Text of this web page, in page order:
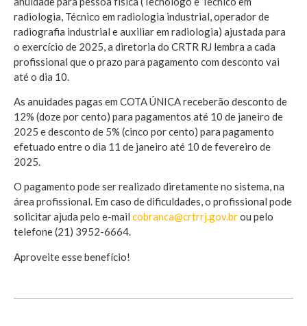
radiologia, Técnico em radiologia industrial, operador de
radiografia industrial e auxiliar em radiologia) ajustada para
o exercício de 2025, a diretoria do CRTR RJ lembra a cada
profissional que o prazo para pagamento com desconto vai
até o dia 10.
As anuidades pagas em COTA ÚNICA receberão desconto de
12% (doze por cento) para pagamentos até 10 de janeiro de
2025 e desconto de 5% (cinco por cento) para pagamento
efetuado entre o dia 11 de janeiro até 10 de fevereiro de
2025.
O pagamento pode ser realizado diretamente no sistema, na
área profissional. Em caso de dificuldades, o profissional pode
solicitar ajuda pelo e-mail cobranca@crtrrj.gov.brou pelo
telefone (21) 3952-6664.
Aproveite esse benefício!